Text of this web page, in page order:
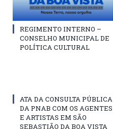
REGIMENTO INTERNO –
CONSELHO MUNICIPAL DE
POLÍTICA CULTURAL
ATA DA CONSULTA PÚBLICA
DA PNAB COM OS AGENTES
E ARTISTAS EM SÃO
SEBASTIÃO DA BOA VISTA